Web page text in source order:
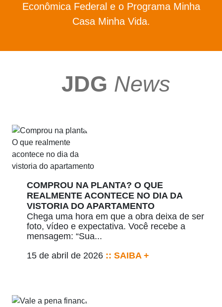
Econômica Federal e o Programa Minha
Casa Minha Vida.
JDG News
COMPROU NA PLANTA? O QUE
REALMENTE ACONTECE NO DIA DA
VISTORIA DO APARTAMENTO
Chega uma hora em que a obra deixa de ser
foto, vídeo e expectativa. Você recebe a
mensagem: “Sua...
15 de abril de 2026 :: SAIBA +